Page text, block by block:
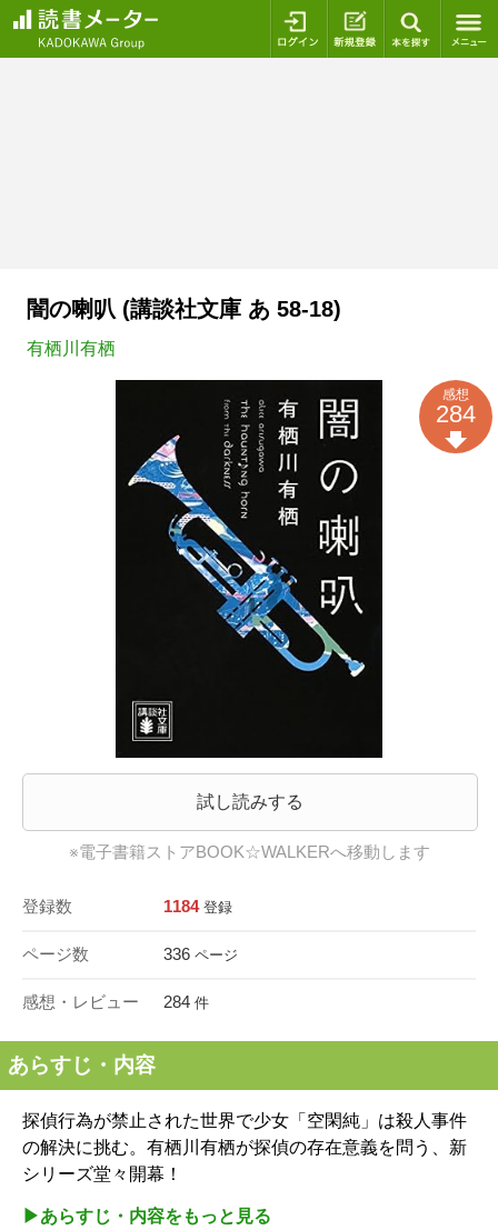
ログイン 新規登録
闇の喇叭 (講談社文庫 あ 58-18)
有栖川有栖
試し読みする
※電子書籍ストアBOOK☆WALKERへ移動します
登録数 1184 登録
ページ数 336 ページ
感想・レビュー 284 件
感想
284
あらすじ・内容
探偵行為が禁止された世界で少女「空閑純」は殺人事件
の解決に挑む。有栖川有栖が探偵の存在意義を問う、新
シリーズ堂々開幕！
▶︎あらすじ・内容をもっと見る